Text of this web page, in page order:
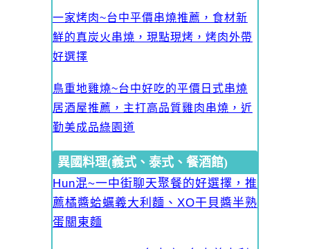
一家烤肉~台中平價串燒推薦，食材新
鮮的真炭火串燒，現點現烤，烤肉外帶
好選擇
鳥重地雞燒~台中好吃的平價日式串燒
居酒屋推薦，主打高品質雞肉串燒，近
勤美成品綠園道
異國料理(義式、泰式、餐酒館)
Hun混~一中街聊天聚餐的好選擇，推
薦橘醬蛤蠣義大利麵、XO干貝醬半熟
蛋關東麵